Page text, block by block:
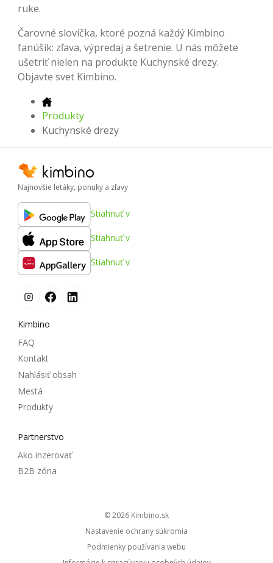
ruke.
Čarovné slovíčka, ktoré pozná každý Kimbino
fanúšik: zľava, výpredaj a šetrenie. U nás môžete
ušetriť nielen na produkte Kuchynské drezy.
Objavte svet Kimbino.
Produkty
Kuchynské drezy
Najnovšie letáky, ponuky a zľavy
Stiahnuť v
Stiahnuť v
Stiahnuť v
Kimbino
FAQ
Kontakt
Nahlásiť obsah
Mestá
Produkty
Partnerstvo
Ako inzerovať
B2B zóna
© 2026
kimbino.sk
Nastavenie ochrany súkromia
Podmienky používania webu